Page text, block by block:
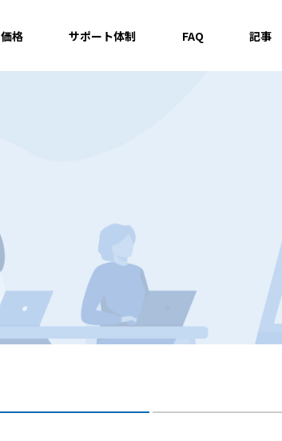
価格 サポート体制 FAQ 記事